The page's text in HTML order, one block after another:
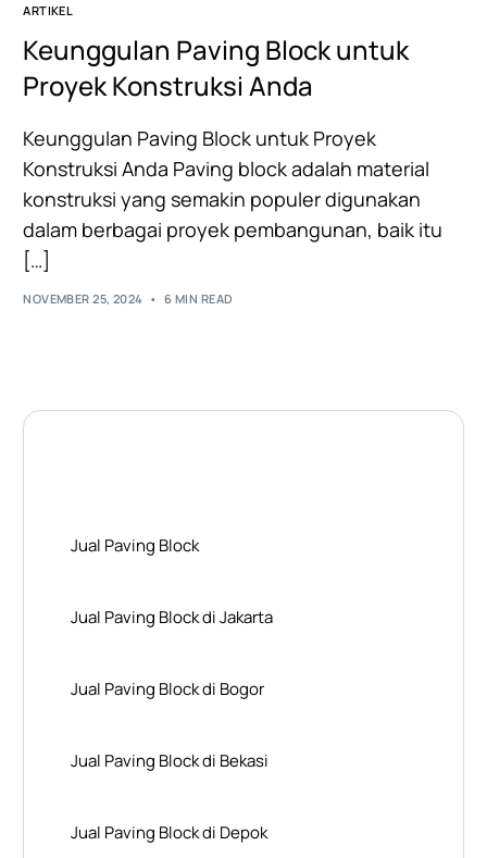
ARTIKEL
Keunggulan Paving Block untuk
Proyek Konstruksi Anda
Keunggulan Paving Block untuk Proyek
Konstruksi Anda Paving block adalah material
konstruksi yang semakin populer digunakan
dalam berbagai proyek pembangunan, baik itu
[…]
NOVEMBER 25, 2024 6 MIN READ
Jual Paving Block
Jual Paving Block di Jakarta
Jual Paving Block di Bogor
Jual Paving Block di Bekasi
Jual Paving Block di Depok